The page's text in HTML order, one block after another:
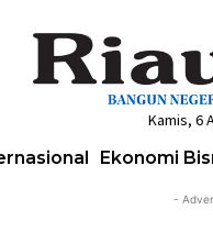
Kamis, 6
Ekonomi
-